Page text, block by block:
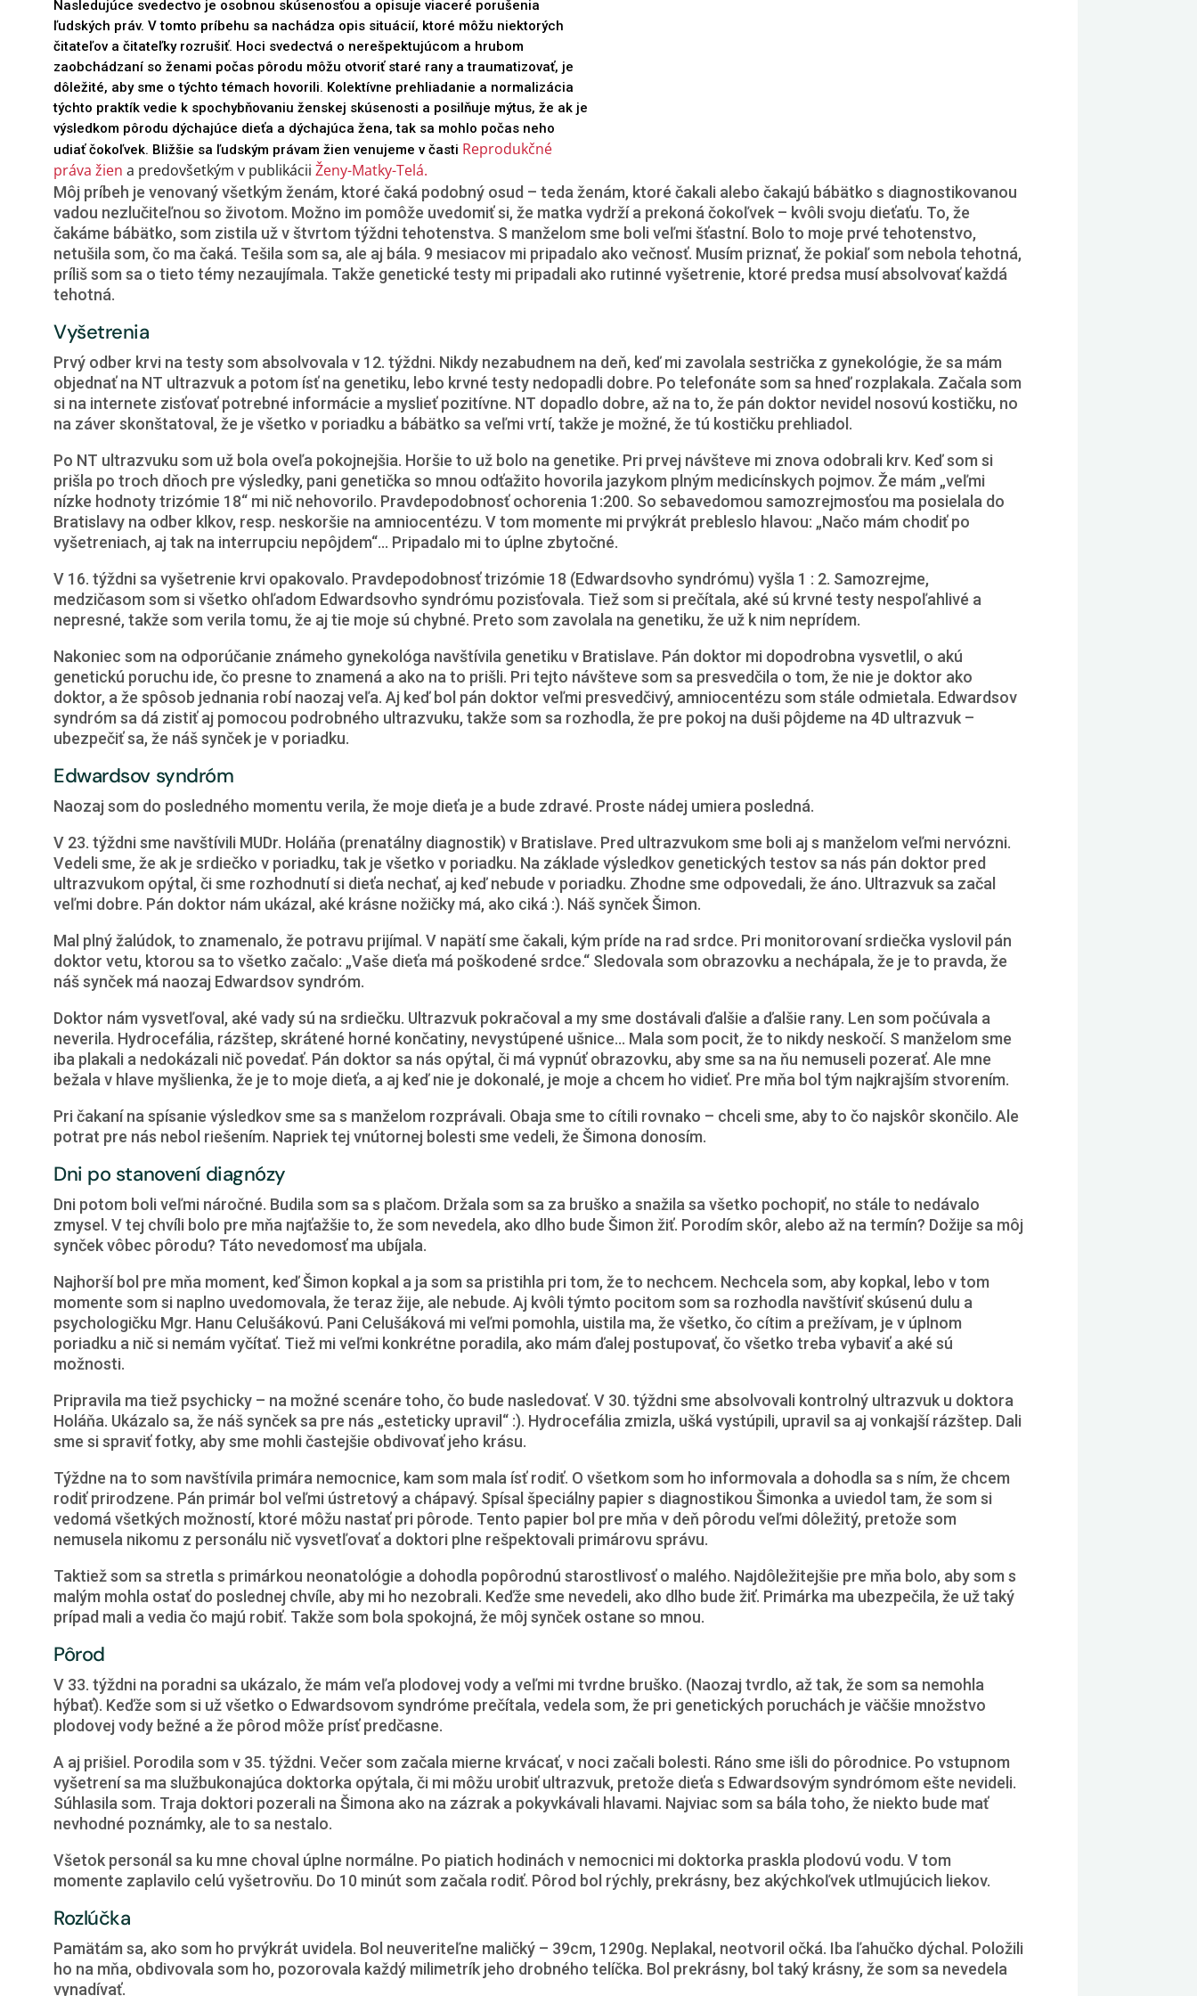
Nasledujúce svedectvo je osobnou skúsenosťou a opisuje viaceré porušenia
ľudských práv. V tomto príbehu sa nachádza opis situácií, ktoré môžu niektorých
čitateľov a čitateľky rozrušiť. Hoci svedectvá o nerešpektujúcom a hrubom
zaobchádzaní so ženami počas pôrodu môžu otvoriť staré rany a traumatizovať, je
dôležité, aby sme o týchto témach hovorili. Kolektívne prehliadanie a normalizácia
týchto praktík vedie k spochybňovaniu ženskej skúsenosti a posilňuje mýtus, že ak je
výsledkom pôrodu dýchajúce dieťa a dýchajúca žena, tak sa mohlo počas neho
udiať čokoľvek. Bližšie sa ľudským právam žien venujeme v časti Reprodukčné
práva žien a predovšetkým v publikácii Ženy-Matky-Telá.
Môj príbeh je venovaný všetkým ženám, ktoré čaká podobný osud – teda ženám, ktoré čakali alebo čakajú bábätko s diagnostikovanou
vadou nezlučiteľnou so životom. Možno im pomôže uvedomiť si, že matka vydrží a prekoná čokoľvek – kvôli svoju dieťaťu. To, že
čakáme bábätko, som zistila už v štvrtom týždni tehotenstva. S manželom sme boli veľmi šťastní. Bolo to moje prvé tehotenstvo,
netušila som, čo ma čaká. Tešila som sa, ale aj bála. 9 mesiacov mi pripadalo ako večnosť. Musím priznať, že pokiaľ som nebola tehotná,
príliš som sa o tieto témy nezaujímala. Takže genetické testy mi pripadali ako rutinné vyšetrenie, ktoré predsa musí absolvovať každá
tehotná.
Vyšetrenia
Prvý odber krvi na testy som absolvovala v 12. týždni. Nikdy nezabudnem na deň, keď mi zavolala sestrička z gynekológie, že sa mám
objednať na NT ultrazvuk a potom ísť na genetiku, lebo krvné testy nedopadli dobre. Po telefonáte som sa hneď rozplakala. Začala som
si na internete zisťovať potrebné informácie a myslieť pozitívne. NT dopadlo dobre, až na to, že pán doktor nevidel nosovú kostičku, no
na záver skonštatoval, že je všetko v poriadku a bábätko sa veľmi vrtí, takže je možné, že tú kostičku prehliadol.
Po NT ultrazvuku som už bola oveľa pokojnejšia. Horšie to už bolo na genetike. Pri prvej návšteve mi znova odobrali krv. Keď som si
prišla po troch dňoch pre výsledky, pani genetička so mnou odťažito hovorila jazykom plným medicínskych pojmov. Že mám „veľmi
nízke hodnoty trizómie 18“ mi nič nehovorilo. Pravdepodobnosť ochorenia 1:200. So sebavedomou samozrejmosťou ma posielala do
Bratislavy na odber klkov, resp. neskoršie na amniocentézu. V tom momente mi prvýkrát prebleslo hlavou: „Načo mám chodiť po
vyšetreniach, aj tak na interrupciu nepôjdem“… Pripadalo mi to úplne zbytočné.
V 16. týždni sa vyšetrenie krvi opakovalo. Pravdepodobnosť trizómie 18 (Edwardsovho syndrómu) vyšla 1 : 2. Samozrejme,
medzičasom som si všetko ohľadom Edwardsovho syndrómu pozisťovala. Tiež som si prečítala, aké sú krvné testy nespoľahlivé a
nepresné, takže som verila tomu, že aj tie moje sú chybné. Preto som zavolala na genetiku, že už k nim neprídem.
Nakoniec som na odporúčanie známeho gynekológa navštívila genetiku v Bratislave. Pán doktor mi dopodrobna vysvetlil, o akú
genetickú poruchu ide, čo presne to znamená a ako na to prišli. Pri tejto návšteve som sa presvedčila o tom, že nie je doktor ako
doktor, a že spôsob jednania robí naozaj veľa. Aj keď bol pán doktor veľmi presvedčivý, amniocentézu som stále odmietala. Edwardsov
syndróm sa dá zistiť aj pomocou podrobného ultrazvuku, takže som sa rozhodla, že pre pokoj na duši pôjdeme na 4D ultrazvuk –
ubezpečiť sa, že náš synček je v poriadku.
Edwardsov syndróm
Naozaj som do posledného momentu verila, že moje dieťa je a bude zdravé. Proste nádej umiera posledná.
V 23. týždni sme navštívili MUDr. Holáňa (prenatálny diagnostik) v Bratislave. Pred ultrazvukom sme boli aj s manželom veľmi nervózni.
Vedeli sme, že ak je srdiečko v poriadku, tak je všetko v poriadku. Na základe výsledkov genetických testov sa nás pán doktor pred
ultrazvukom opýtal, či sme rozhodnutí si dieťa nechať, aj keď nebude v poriadku. Zhodne sme odpovedali, že áno. Ultrazvuk sa začal
veľmi dobre. Pán doktor nám ukázal, aké krásne nožičky má, ako ciká :). Náš synček Šimon.
Mal plný žalúdok, to znamenalo, že potravu prijímal. V napätí sme čakali, kým príde na rad srdce. Pri monitorovaní srdiečka vyslovil pán
doktor vetu, ktorou sa to všetko začalo: „Vaše dieťa má poškodené srdce.“ Sledovala som obrazovku a nechápala, že je to pravda, že
náš synček má naozaj Edwardsov syndróm.
Doktor nám vysvetľoval, aké vady sú na srdiečku. Ultrazvuk pokračoval a my sme dostávali ďalšie a ďalšie rany. Len som počúvala a
neverila. Hydrocefália, rázštep, skrátené horné končatiny, nevystúpené ušnice… Mala som pocit, že to nikdy neskočí. S manželom sme
iba plakali a nedokázali nič povedať. Pán doktor sa nás opýtal, či má vypnúť obrazovku, aby sme sa na ňu nemuseli pozerať. Ale mne
bežala v hlave myšlienka, že je to moje dieťa, a aj keď nie je dokonalé, je moje a chcem ho vidieť. Pre mňa bol tým najkrajším stvorením.
Pri čakaní na spísanie výsledkov sme sa s manželom rozprávali. Obaja sme to cítili rovnako – chceli sme, aby to čo najskôr skončilo. Ale
potrat pre nás nebol riešením. Napriek tej vnútornej bolesti sme vedeli, že Šimona donosím.
Dni po stanovení diagnózy
Dni potom boli veľmi náročné. Budila som sa s plačom. Držala som sa za bruško a snažila sa všetko pochopiť, no stále to nedávalo
zmysel. V tej chvíli bolo pre mňa najťažšie to, že som nevedela, ako dlho bude Šimon žiť. Porodím skôr, alebo až na termín? Dožije sa môj
synček vôbec pôrodu? Táto nevedomosť ma ubíjala.
Najhorší bol pre mňa moment, keď Šimon kopkal a ja som sa pristihla pri tom, že to nechcem. Nechcela som, aby kopkal, lebo v tom
momente som si naplno uvedomovala, že teraz žije, ale nebude. Aj kvôli týmto pocitom som sa rozhodla navštíviť skúsenú dulu a
psychologičku Mgr. Hanu Celušákovú. Pani Celušáková mi veľmi pomohla, uistila ma, že všetko, čo cítim a prežívam, je v úplnom
poriadku a nič si nemám vyčítať. Tiež mi veľmi konkrétne poradila, ako mám ďalej postupovať, čo všetko treba vybaviť a aké sú
možnosti.
Pripravila ma tiež psychicky – na možné scenáre toho, čo bude nasledovať. V 30. týždni sme absolvovali kontrolný ultrazvuk u doktora
Holáňa. Ukázalo sa, že náš synček sa pre nás „esteticky upravil“ :). Hydrocefália zmizla, ušká vystúpili, upravil sa aj vonkajší rázštep. Dali
sme si spraviť fotky, aby sme mohli častejšie obdivovať jeho krásu.
Týždne na to som navštívila primára nemocnice, kam som mala ísť rodiť. O všetkom som ho informovala a dohodla sa s ním, že chcem
rodiť prirodzene. Pán primár bol veľmi ústretový a chápavý. Spísal špeciálny papier s diagnostikou Šimonka a uviedol tam, že som si
vedomá všetkých možností, ktoré môžu nastať pri pôrode. Tento papier bol pre mňa v deň pôrodu veľmi dôležitý, pretože som
nemusela nikomu z personálu nič vysvetľovať a doktori plne rešpektovali primárovu správu.
Taktiež som sa stretla s primárkou neonatológie a dohodla popôrodnú starostlivosť o malého. Najdôležitejšie pre mňa bolo, aby som s
malým mohla ostať do poslednej chvíle, aby mi ho nezobrali. Keďže sme nevedeli, ako dlho bude žiť. Primárka ma ubezpečila, že už taký
prípad mali a vedia čo majú robiť. Takže som bola spokojná, že môj synček ostane so mnou.
Pôrod
V 33. týždni na poradni sa ukázalo, že mám veľa plodovej vody a veľmi mi tvrdne bruško. (Naozaj tvrdlo, až tak, že som sa nemohla
hýbať). Keďže som si už všetko o Edwardsovom syndróme prečítala, vedela som, že pri genetických poruchách je väčšie množstvo
plodovej vody bežné a že pôrod môže prísť predčasne.
A aj prišiel. Porodila som v 35. týždni. Večer som začala mierne krvácať, v noci začali bolesti. Ráno sme išli do pôrodnice. Po vstupnom
vyšetrení sa ma službukonajúca doktorka opýtala, či mi môžu urobiť ultrazvuk, pretože dieťa s Edwardsovým syndrómom ešte nevideli.
Súhlasila som. Traja doktori pozerali na Šimona ako na zázrak a pokyvkávali hlavami. Najviac som sa bála toho, že niekto bude mať
nevhodné poznámky, ale to sa nestalo.
Všetok personál sa ku mne choval úplne normálne. Po piatich hodinách v nemocnici mi doktorka praskla plodovú vodu. V tom
momente zaplavilo celú vyšetrovňu. Do 10 minút som začala rodiť. Pôrod bol rýchly, prekrásny, bez akýchkoľvek utlmujúcich liekov.
Rozlúčka
Pamätám sa, ako som ho prvýkrát uvidela. Bol neuveriteľne maličký – 39cm, 1290g. Neplakal, neotvoril očká. Iba ľahučko dýchal. Položili
ho na mňa, obdivovala som ho, pozorovala každý milimetrík jeho drobného telíčka. Bol prekrásny, bol taký krásny, že som sa nevedela
vynadívať.